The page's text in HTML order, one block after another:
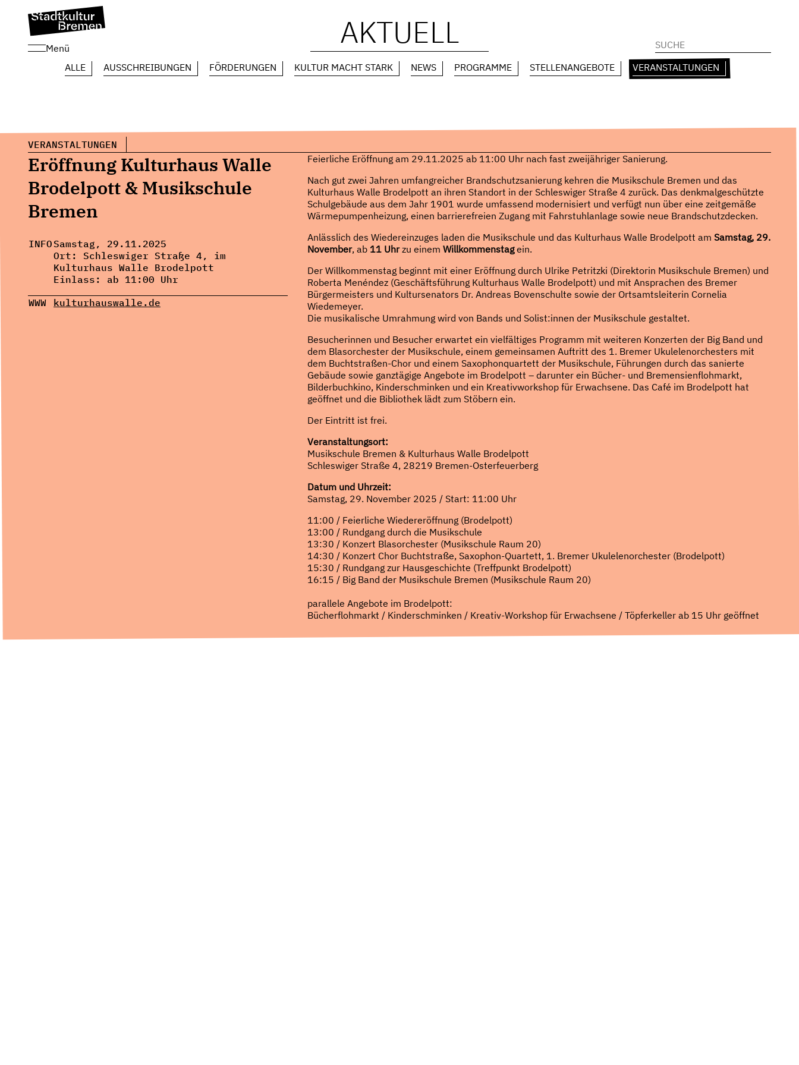
Menü
Suchen
nach:
AKTUELL
ALLE AUSSCHREIBUNGEN FÖRDERUNGEN KULTUR MACHT STARK NEWS PROGRAMME STELLENANGEBOTE VERANSTALTUNGEN
VERANSTALTUNGEN
Eröffnung Kulturhaus Walle
Brodelpott & Musikschule
Bremen
INFOSamstag, 29.11.2025
Ort: Schleswiger Straße 4, im
Kulturhaus Walle Brodelpott
Einlass: ab 11:00 Uhr
WWW
kulturhauswalle.de
Feierliche Eröffnung am 29.11.2025 ab 11:00 Uhr nach fast zweijähriger Sanierung.
Nach gut zwei Jahren umfangreicher Brandschutzsanierung kehren die Musikschule Bremen und das
Kulturhaus Walle Brodelpott an ihren Standort in der Schleswiger Straße 4 zurück. Das denkmalgeschützte
Schulgebäude aus dem Jahr 1901 wurde umfassend modernisiert und verfügt nun über eine zeitgemäße
Wärmepumpenheizung, einen barrierefreien Zugang mit Fahrstuhlanlage sowie neue Brandschutzdecken.
Anlässlich des Wiedereinzuges laden die Musikschule und das Kulturhaus Walle Brodelpott am Samstag, 29.
November, ab 11 Uhrzu einem Willkommenstagein.
Der Willkommenstag beginnt mit einer Eröffnung durch Ulrike Petritzki (Direktorin Musikschule Bremen) und
Roberta Menéndez (Geschäftsführung Kulturhaus Walle Brodelpott) und mit Ansprachen des Bremer
Bürgermeisters und Kultursenators Dr. Andreas Bovenschulte sowie der Ortsamtsleiterin Cornelia
Wiedemeyer.
Die musikalische Umrahmung wird von Bands und Solist:innen der Musikschule gestaltet.
Besucherinnen und Besucher erwartet ein vielfältiges Programm mit weiteren Konzerten der Big Band und
dem Blasorchester der Musikschule, einem gemeinsamen Auftritt des 1. Bremer Ukulelenorchesters mit
dem Buchtstraßen-Chor und einem Saxophonquartett der Musikschule, Führungen durch das sanierte
Gebäude sowie ganztägige Angebote im Brodelpott – darunter ein Bücher- und Bremensienflohmarkt,
Bilderbuchkino, Kinderschminken und ein Kreativworkshop für Erwachsene. Das Café im Brodelpott hat
geöffnet und die Bibliothek lädt zum Stöbern ein.
Der Eintritt ist frei.
Veranstaltungsort:
Musikschule Bremen & Kulturhaus Walle Brodelpott
Schleswiger Straße 4, 28219 Bremen-Osterfeuerberg
Datum und Uhrzeit:
Samstag, 29. November 2025 / Start: 11:00 Uhr
11:00 / Feierliche Wiedereröffnung (Brodelpott)
13:00 / Rundgang durch die Musikschule
13:30 / Konzert Blasorchester (Musikschule Raum 20)
14:30 / Konzert Chor Buchtstraße, Saxophon-Quartett, 1. Bremer Ukulelenorchester (Brodelpott)
15:30 / Rundgang zur Hausgeschichte (Treffpunkt Brodelpott)
16:15 / Big Band der Musikschule Bremen (Musikschule Raum 20)
parallele Angebote im Brodelpott:
Bücherflohmarkt / Kinderschminken / Kreativ-Workshop für Erwachsene / Töpferkeller ab 15 Uhr geöffnet